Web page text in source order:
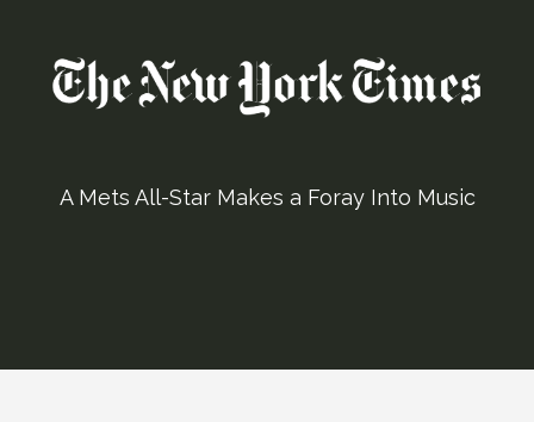
A Mets All-Star Makes a Foray Into Music